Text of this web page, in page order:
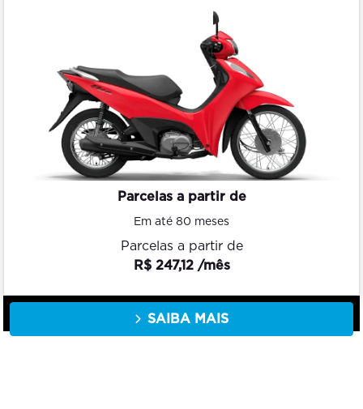
Parcelas a partir de
Em até 80 meses
Parcelas a partir de
R$ 247,12 /mês
SAIBA MAIS